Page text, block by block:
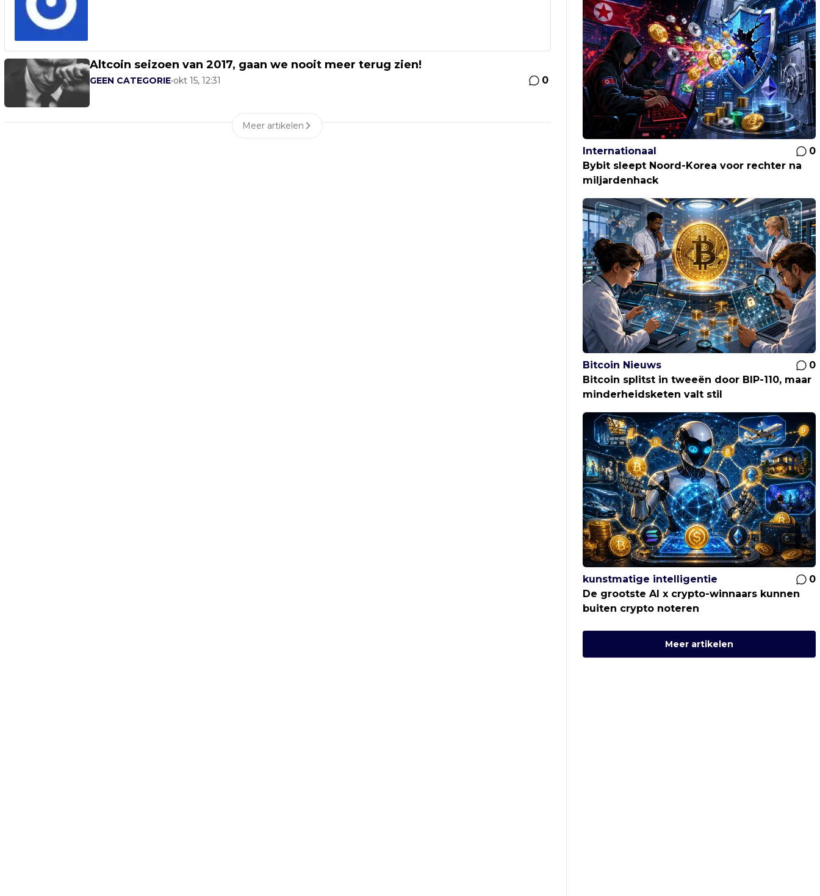
Altcoin seizoen van 2017, gaan we nooit meer terug zien!
GEEN CATEGORIE•okt 15, 12:31 0
Meer artikelen
Internationaal
0
Bybit sleept Noord-Korea voor rechter na
miljardenhack
Bitcoin Nieuws
0
Bitcoin splitst in tweeën door BIP-110, maar
minderheidsketen valt stil
kunstmatige intelligentie
0
De grootste AI x crypto-winnaars kunnen
buiten crypto noteren
Meer artikelen